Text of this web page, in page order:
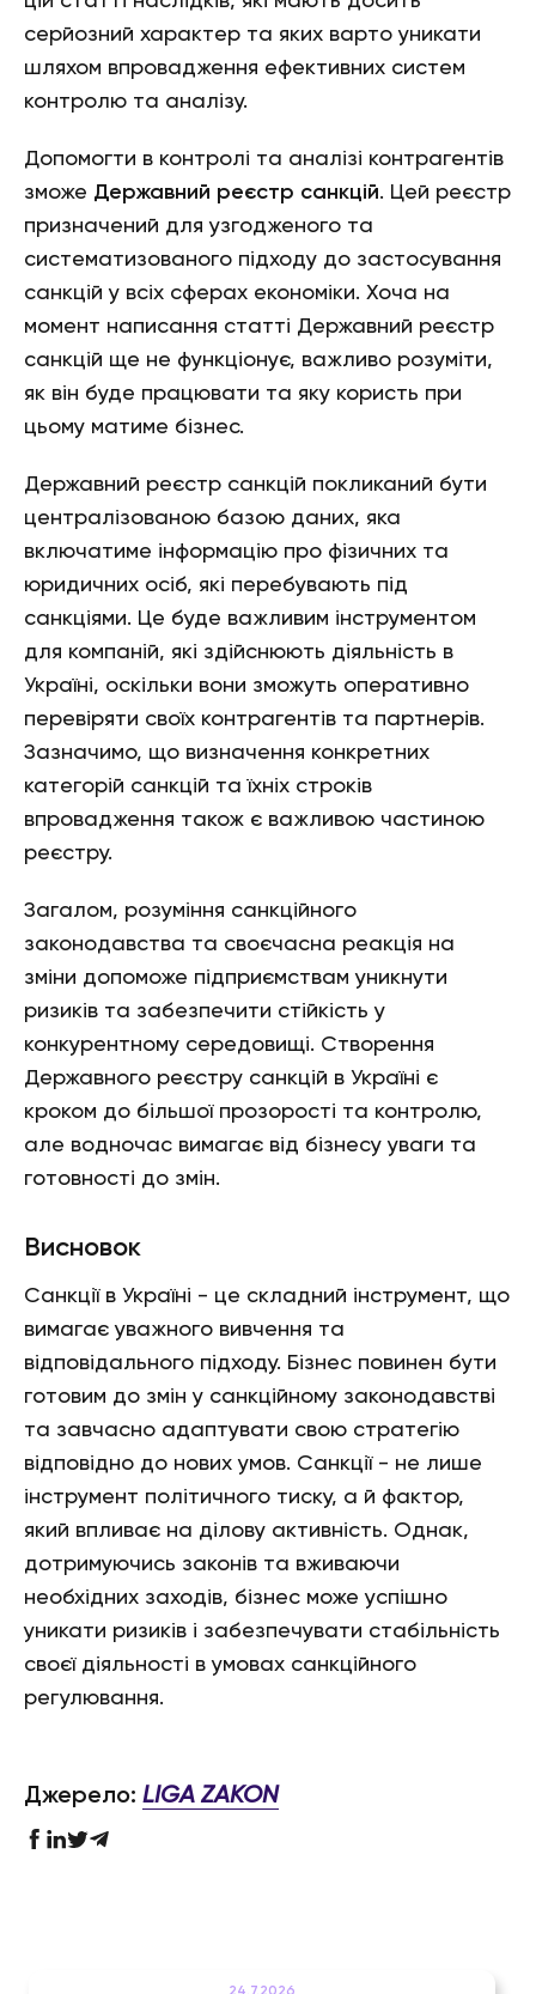
серйозний характер та яких варто уникати
шляхом впровадження ефективних систем
контролю та аналізу.
Допомогти в контролі та аналізі контрагентів
зможе Державний реєстр санкцій. Цей реєстр
призначений для узгодженого та
систематизованого підходу до застосування
санкцій у всіх сферах економіки. Хоча на
момент написання статті Державний реєстр
санкцій ще не функціонує, важливо розуміти,
як він буде працювати та яку користь при
цьому матиме бізнес.
Державний реєстр санкцій покликаний бути
централізованою базою даних, яка
включатиме інформацію про фізичних та
юридичних осіб, які перебувають під
санкціями. Це буде важливим інструментом
для компаній, які здійснюють діяльність в
Україні, оскільки вони зможуть оперативно
перевіряти своїх контрагентів та партнерів.
Зазначимо, що визначення конкретних
категорій санкцій та їхніх строків
впровадження також є важливою частиною
реєстру.
Загалом, розуміння санкційного
законодавства та своєчасна реакція на
зміни допоможе підприємствам уникнути
ризиків та забезпечити стійкість у
конкурентному середовищі. Створення
Державного реєстру санкцій в Україні є
кроком до більшої прозорості та контролю,
але водночас вимагає від бізнесу уваги та
готовності до змін.
Висновок
Санкції в Україні - це складний інструмент, що
вимагає уважного вивчення та
відповідального підходу. Бізнес повинен бути
готовим до змін у санкційному законодавстві
та завчасно адаптувати свою стратегію
відповідно до нових умов. Санкції - не лише
інструмент політичного тиску, а й фактор,
який впливає на ділову активність. Однак,
дотримуючись законів та вживаючи
необхідних заходів, бізнес може успішно
уникати ризиків і забезпечувати стабільність
своєї діяльності в умовах санкційного
регулювання.
Джерело: LIGA ZAKON